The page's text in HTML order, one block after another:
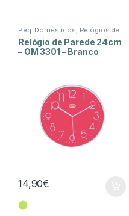
Peq. Domésticos, Relógios de
Parede
Relógio de Parede 24cm
– OM 3301 – Branco
14,90€
⬤